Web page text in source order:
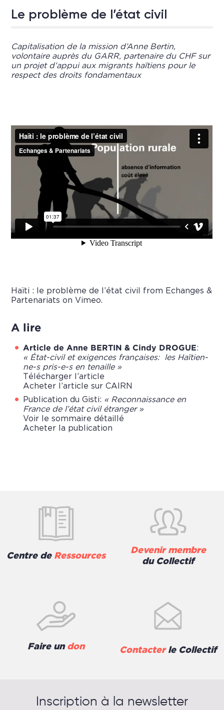
Le problème de l’état civil
Capitalisation de la mission d’Anne Bertin,
volontaire auprès du GARR, partenaire du CHF sur
un projet d’appui aux migrants haïtiens pour le
respect des droits fondamentaux
Haïti : le problème de l’état civil from Echanges &
Partenariats onVimeo
A lire
Article de Anne BERTIN & Cindy DROGUE:
« État-civil et exigences françaises: les Haïtien-
ne-s pris-e-s en tenaille »
Télécharger l’article
Acheter l’article sur CAIRN
Publication du Gisti: « Reconnaissance en
France de l’état civil étranger »
Voir le sommaire détaillé
Acheter la publication
Centre de Ressources
Devenir membre
du Collectif
Faire un don Contacterle Collectif
Inscription à la newsletter